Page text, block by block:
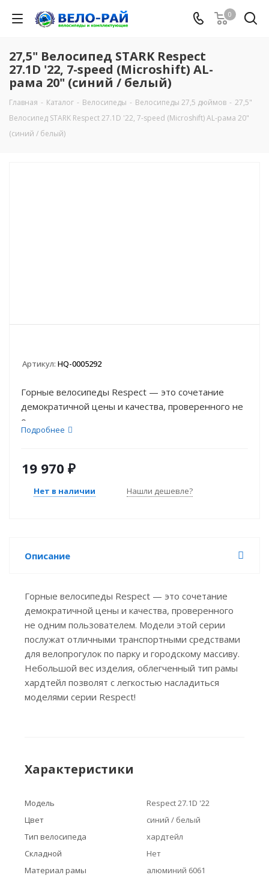
0
27,5" Велосипед STARK Respect
27.1D '22, 7-speed (Microshift) AL-
рама 20" (синий / белый)
Главная - Каталог - Велосипеды - Велосипеды 27,5 дюймов - 27,5"
Велосипед STARK Respect 27.1D '22, 7-speed (Microshift) AL-рама 20"
(синий / белый)
Артикул: HQ-0005292
Горные велосипеды Respect — это сочетание
демократичной цены и качества, проверенного не
о...
Подробнее
19 970 ₽
Нет в наличии Нашли дешевле?
Описание
Горные велосипеды Respect — это сочетание
демократичной цены и качества, проверенного
не одним пользователем. Модели этой серии
послужат отличными транспортными средствами
для велопрогулок по парку и городскому массиву.
Небольшой вес изделия, облегченный тип рамы
хардтейл позволят с легкостью насладиться
моделями серии Respect!
Характеристики
Модель
Respect 27.1D '22
Цвет
синий / белый
Тип велосипеда
хардтейл
Складной
Нет
Материал рамы
алюминий 6061